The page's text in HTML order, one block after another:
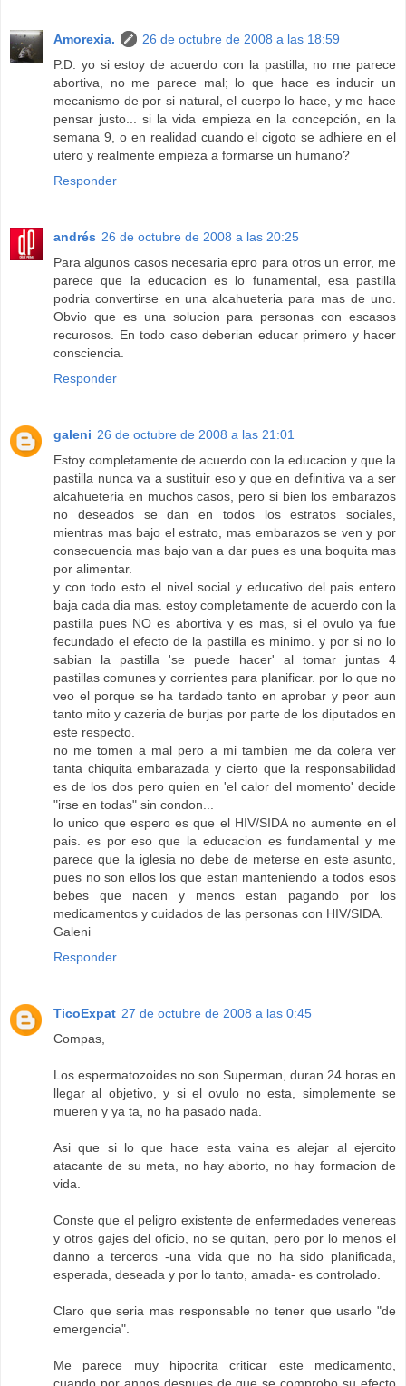
Amorexia.
26 de octubre de 2008 a las 18:59
P.D. yo si estoy de acuerdo con la pastilla, no me parece
abortiva, no me parece mal; lo que hace es inducir un
mecanismo de por si natural, el cuerpo lo hace, y me hace
pensar justo... si la vida empieza en la concepción, en la
semana 9, o en realidad cuando el cigoto se adhiere en el
utero y realmente empieza a formarse un humano?
Responder
andrés 26 de octubre de 2008 a las 20:25
Para algunos casos necesaria epro para otros un error, me
parece que la educacion es lo funamental, esa pastilla
podria convertirse en una alcahueteria para mas de uno.
Obvio que es una solucion para personas con escasos
recurosos. En todo caso deberian educar primero y hacer
consciencia.
Responder
galeni 26 de octubre de 2008 a las 21:01
Estoy completamente de acuerdo con la educacion y que la
pastilla nunca va a sustituir eso y que en definitiva va a ser
alcahueteria en muchos casos, pero si bien los embarazos
no deseados se dan en todos los estratos sociales,
mientras mas bajo el estrato, mas embarazos se ven y por
consecuencia mas bajo van a dar pues es una boquita mas
por alimentar.
y con todo esto el nivel social y educativo del pais entero
baja cada dia mas. estoy completamente de acuerdo con la
pastilla pues NO es abortiva y es mas, si el ovulo ya fue
fecundado el efecto de la pastilla es minimo. y por si no lo
sabian la pastilla 'se puede hacer' al tomar juntas 4
pastillas comunes y corrientes para planificar. por lo que no
veo el porque se ha tardado tanto en aprobar y peor aun
tanto mito y cazeria de burjas por parte de los diputados en
este respecto.
no me tomen a mal pero a mi tambien me da colera ver
tanta chiquita embarazada y cierto que la responsabilidad
es de los dos pero quien en 'el calor del momento' decide
"irse en todas" sin condon...
lo unico que espero es que el HIV/SIDA no aumente en el
pais. es por eso que la educacion es fundamental y me
parece que la iglesia no debe de meterse en este asunto,
pues no son ellos los que estan manteniendo a todos esos
bebes que nacen y menos estan pagando por los
medicamentos y cuidados de las personas con HIV/SIDA.
Galeni
Responder
TicoExpat 27 de octubre de 2008 a las 0:45
Compas,
Los espermatozoides no son Superman, duran 24 horas en
llegar al objetivo, y si el ovulo no esta, simplemente se
mueren y ya ta, no ha pasado nada.
Asi que si lo que hace esta vaina es alejar al ejercito
atacante de su meta, no hay aborto, no hay formacion de
vida.
Conste que el peligro existente de enfermedades venereas
y otros gajes del oficio, no se quitan, pero por lo menos el
danno a terceros -una vida que no ha sido planificada,
esperada, deseada y por lo tanto, amada- es controlado.
Claro que seria mas responsable no tener que usarlo "de
emergencia".
Me parece muy hipocrita criticar este medicamento,